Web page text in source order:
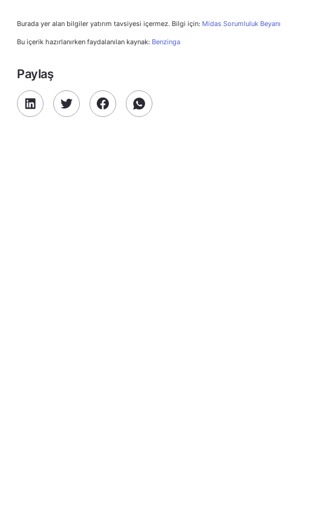
Burada yer alan bilgiler yatırım tavsiyesi içermez. Bilgi için: Midas Sorumluluk Beyanı
Bu içerik hazırlanırken faydalanılan kaynak: Benzinga
Paylaş